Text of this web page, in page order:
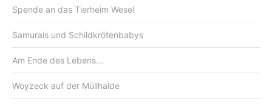
Spende an das Tierheim Wesel
Samurais und Schildkrötenbabys
Am Ende des Lebens...
Woyzeck auf der Müllhalde